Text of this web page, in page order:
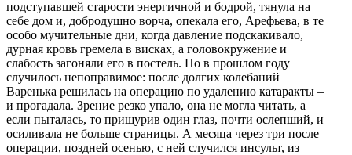
подступавшей старости энергичной и бодрой, тянула на
себе дом и, добродушно ворча, опекала его, Арефьева, в те
особо мучительные дни, когда давление подскакивало,
дурная кровь гремела в висках, а головокружение и
слабость загоняли его в постель. Но в прошлом году
случилось непоправимое: после долгих колебаний
Варенька решилась на операцию по удалению катаракты –
и прогадала. Зрение резко упало, она не могла читать, а
если пыталась, то прищурив один глаз, почти ослепший, и
осиливала не больше страницы. А месяца через три после
операции, поздней осенью, с ней случился инсульт, из